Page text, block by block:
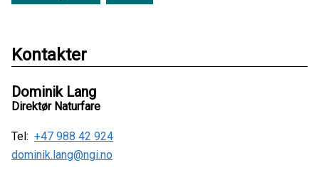
Kontakter
Dominik Lang
Direktør Naturfare
Tel: +47 988 42 924
dominik.lang@ngi.no